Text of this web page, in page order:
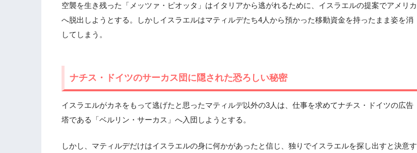
空襲を生き残った「メッツァ・ピオッタ」はイタリアから逃がれるために、イスラエルの提案でアメリカ
へ脱出しようとする。しかしイスラエルはマティルデたち4人から預かった移動資金を持ったまま姿を消
してしまう。
ナチス・ドイツのサーカス団に隠された恐ろしい秘密
イスラエルがカネをもって逃げたと思ったマティルデ以外の3人は、仕事を求めてナチス・ドイツの広告
塔である「ベルリン・サーカス」へ入団しようとする。
しかし、マティルデだけはイスラエルの身に何かがあったと信じ、独りでイスラエルを探し出すと決意す